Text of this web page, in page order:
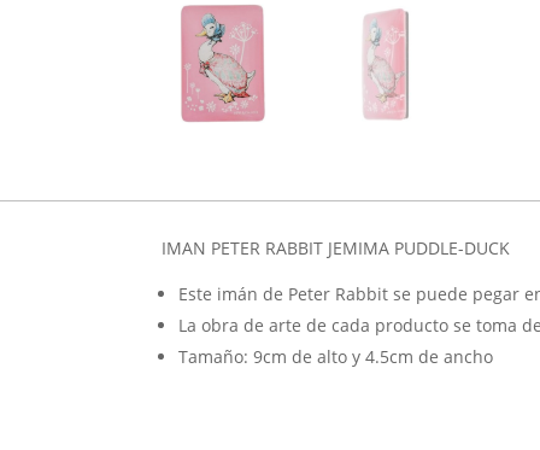
IMAN PETER RABBIT JEMIMA PUDDLE-DUCK
Este imán de Peter Rabbit se puede pegar
La obra de arte de cada producto se toma
Tamaño: 9cm de alto y 4.5cm de ancho